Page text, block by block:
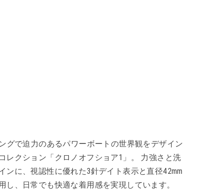
グで迫力のあるパワーボートの世界観をデザイン
レクション「クロノオフショア1」。 力強さと洗
ンに、視認性に優れた3針デイト表示と直径42mm
し、日常でも快適な着用感を実現しています。